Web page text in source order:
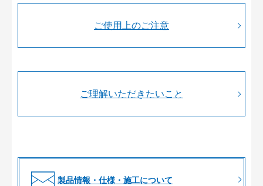
ご使用上のご注意
ご理解いただきたいこと
製品情報・仕様・施工について